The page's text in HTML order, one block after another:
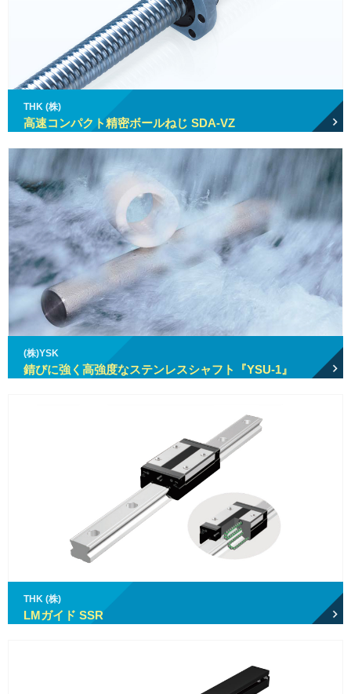
THK (株)
高速コンパクト精密ボールねじ SDA-VZ
(株)YSK
錆びに強く高強度なステンレスシャフト『YSU-1』
THK (株)
LMガイド SSR